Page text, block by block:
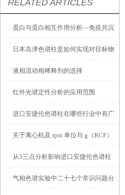
RELATED ARTICLES
蛋白与蛋白相互作用分析—免疫共沉
淀
日本岛津色谱柱是如何实现对目标物
质的分离与纯化的？
液相流动相稀释剂的选择
红外光谱定性分析的应用范围
进口安捷伦色谱柱在哪些行业中有广
泛应用？
关于离心机及 rpm 单位与 g（RCF）
单位的换算
从3三点分析影响进口安捷伦色谱柱
使用寿命的样品因素
气相色谱实验中二十七个常识问题分